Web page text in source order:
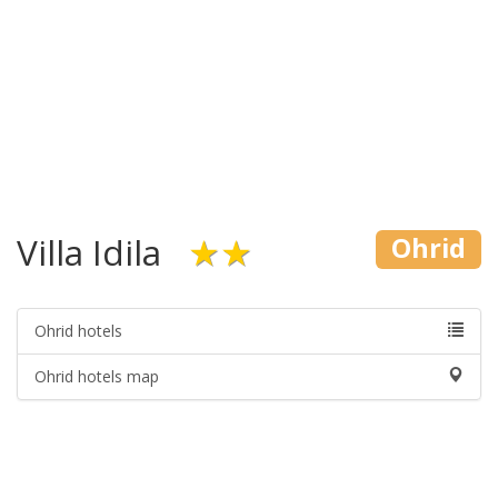
Villa Idila ★★ Ohrid
Ohrid hotels
Ohrid hotels map